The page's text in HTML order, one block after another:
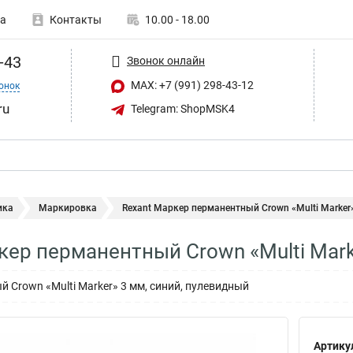
Контакты 10.00 - 18.00
Звонок онлайн
MAX: +7 (991) 298-43-12
Telegram: ShopMSK4
Маркировка Rexant Маркер перманентный Crown «Multi
перманентный Crown «Multi
Crown «Multi Marker» 3 мм, синий, пулевидный